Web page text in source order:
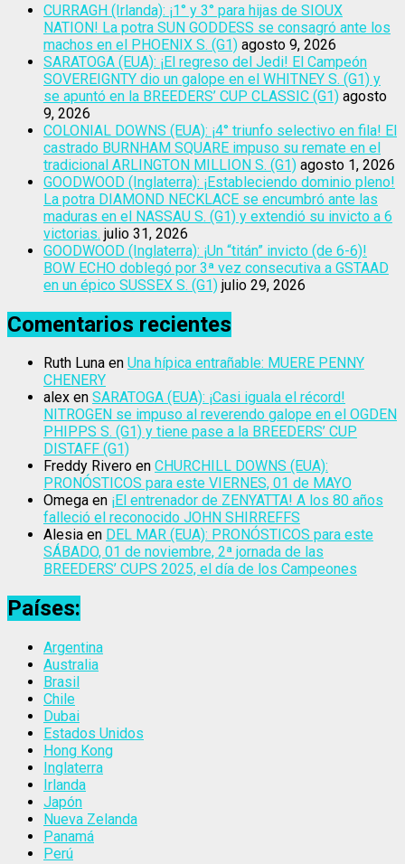
CURRAGH (Irlanda): ¡1° y 3° para hijas de SIOUX
NATION! La potra SUN GODDESS se consagró ante los
machos en el PHOENIX S. (G1) agosto 9, 2026
SARATOGA (EUA): ¡El regreso del Jedi! El Campeón
SOVEREIGNTY dio un galope en el WHITNEY S. (G1) y
se apuntó en la BREEDERS’ CUP CLASSIC (G1) agosto
9, 2026
COLONIAL DOWNS (EUA): ¡4° triunfo selectivo en fila! El
castrado BURNHAM SQUARE impuso su remate en el
tradicional ARLINGTON MILLION S. (G1) agosto 1, 2026
GOODWOOD (Inglaterra): ¡Estableciendo dominio pleno!
La potra DIAMOND NECKLACE se encumbró ante las
maduras en el NASSAU S. (G1) y extendió su invicto a 6
victorias. julio 31, 2026
GOODWOOD (Inglaterra): ¡Un “titán” invicto (de 6-6)!
BOW ECHO doblegó por 3ª vez consecutiva a GSTAAD
en un épico SUSSEX S. (G1) julio 29, 2026
Comentarios recientes
Ruth Luna en Una hípica entrañable: MUERE PENNY
CHENERY
alex en SARATOGA (EUA): ¡Casi iguala el récord!
NITROGEN se impuso al reverendo galope en el OGDEN
PHIPPS S. (G1) y tiene pase a la BREEDERS’ CUP
DISTAFF (G1)
Freddy Rivero en CHURCHILL DOWNS (EUA):
PRONÓSTICOS para este VIERNES, 01 de MAYO
Omega en ¡El entrenador de ZENYATTA! A los 80 años
falleció el reconocido JOHN SHIRREFFS
Alesia en DEL MAR (EUA): PRONÓSTICOS para este
SÁBADO, 01 de noviembre, 2ª jornada de las
BREEDERS’ CUPS 2025, el día de los Campeones
Países:
Argentina
Australia
Brasil
Chile
Dubai
Estados Unidos
Hong Kong
Inglaterra
Irlanda
Japón
Nueva Zelanda
Panamá
Perú